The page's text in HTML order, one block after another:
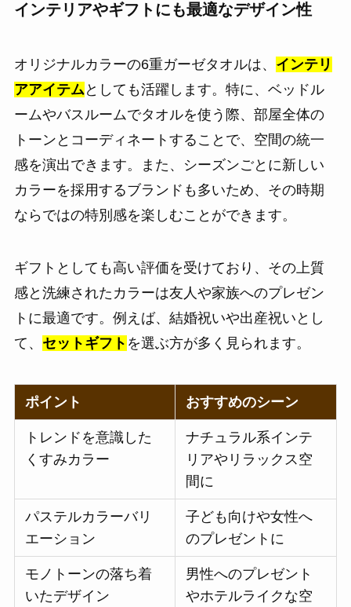
インテリアやギフトにも最適なデザイン性
オリジナルカラーの6重ガーゼタオルは、 インテリ
アアイテム としても活躍します。特に、ベッドル
ームやバスルームでタオルを使う際、部屋全体の
トーンとコーディネートすることで、空間の統一
感を演出できます。また、シーズンごとに新しい
カラーを採用するブランドも多いため、その時期
ならではの特別感を楽しむことができます。
ギフトとしても高い評価を受けており、その上質
感と洗練されたカラーは友人や家族へのプレゼン
トに最適です。例えば、結婚祝いや出産祝いとし
て、 セットギフト を選ぶ方が多く見られます。
ポイント おすすめのシーン
トレンドを意識した
くすみカラー
ナチュラル系インテ
リアやリラックス空
間に
パステルカラーバリ
エーション
子ども向けや女性へ
のプレゼントに
モノトーンの落ち着
いたデザイン
男性へのプレゼント
やホテルライクな空